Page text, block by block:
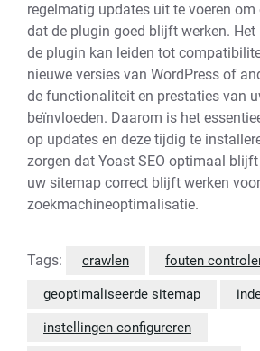
regelmatig updates uit te voeren om
dat de plugin goed blijft werken. Het
de plugin kan leiden tot
nieuwe versies van WordPress of
de functionaliteit en prestaties van
beïnvloeden. Daarom is het
op updates en deze tijdig te
zorgen dat Yoast SEO optimaal
uw sitemap correct blijft werken
zoekmachineoptimalisatie.
Tags: crawlen fouten
geoptimaliseerde sitemap
instellingen configureren